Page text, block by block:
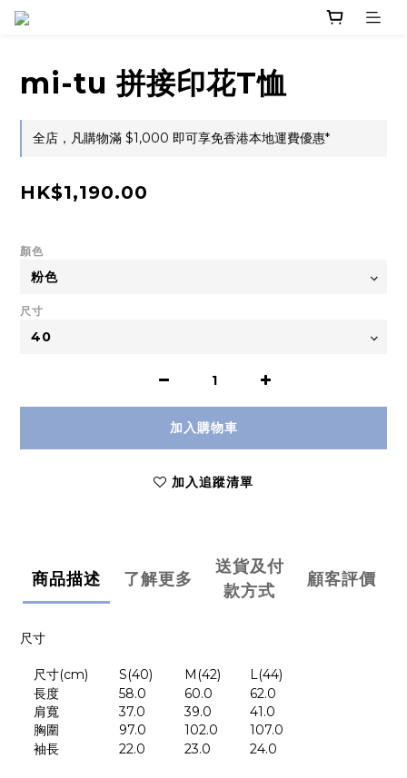
mi-tu 拼接印花T恤
全店，凡購物滿 $1,000 即可享免香港本地運費優惠*
HK$1,190.00
顏色
尺寸
加入購物車
加入追蹤清單
商品描述 了解更多
送貨及付
款方式
顧客評價
尺寸
尺寸(cm) S(40) M(42)
L(44)
長度
肩寬
58.0
37.0
60.0
39.0
62.0
41.0
胸圍
97.0 102.0
107.0
袖長
22.0 23.0 24.0